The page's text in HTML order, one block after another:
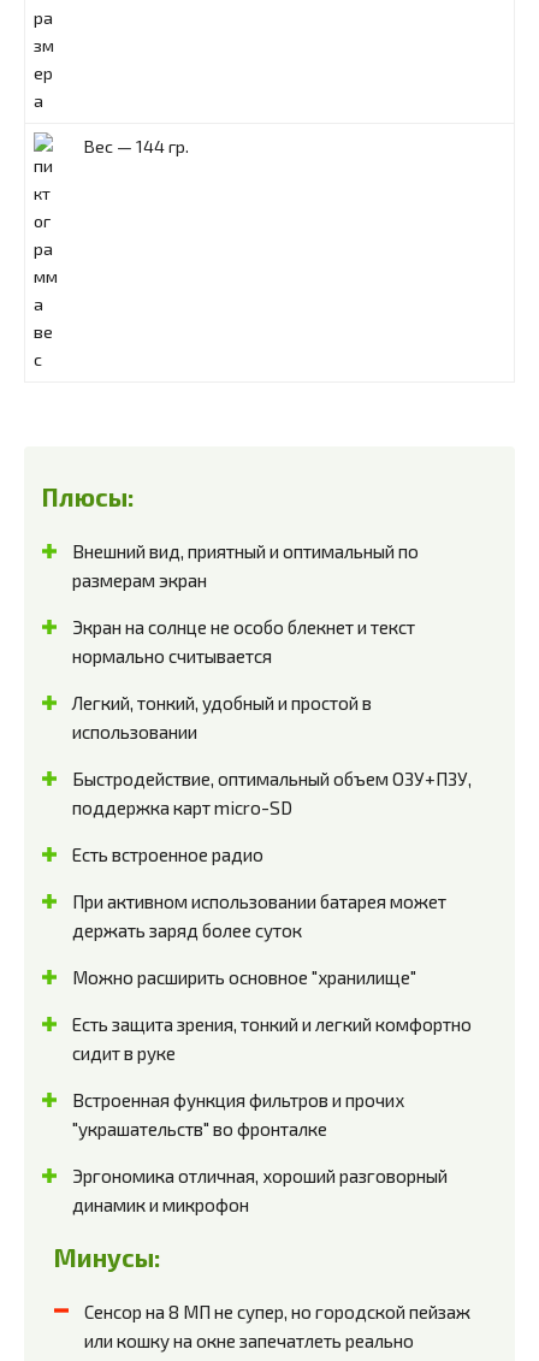
Вес — 144 гр.
Плюсы:
Внешний вид, приятный и оптимальный по
размерам экран
Экран на солнце не особо блекнет и текст
нормально считывается
Легкий, тонкий, удобный и простой в
использовании
Быстродействие, оптимальный объем ОЗУ+ПЗУ,
поддержка карт micro-SD
Есть встроенное радио
При активном использовании батарея может
держать заряд более суток
Можно расширить основное "хранилище"
Есть защита зрения, тонкий и легкий комфортно
сидит в руке
Встроенная функция фильтров и прочих
"украшательств" во фронталке
Эргономика отличная, хороший разговорный
динамик и микрофон
Минусы:
Сенсор на 8 МП не супер, но городской пейзаж
или кошку на окне запечатлеть реально